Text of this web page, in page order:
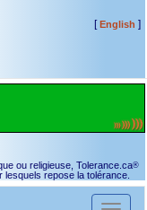
[English ]
ou religieuse, Tolerance.ca®
repose la tolérance.